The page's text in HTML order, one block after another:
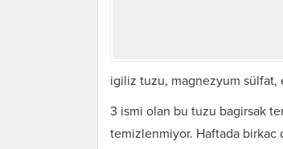
igiliz tuzu, magnezyum sülfat,
3 ismi olan bu tuzu bagirsak
temizlenmiyor. Haftada birkac